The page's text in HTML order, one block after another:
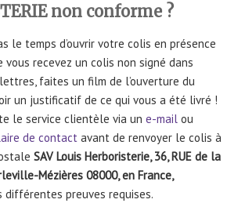
non conforme ?
le temps d’ouvrir votre colis en présence
vous recevez un colis non signé dans
faites un film de l’ouverture du
un justificatif de ce qui vous a été livré !
le service clientèle via un e-mail ou
de contact avant de renvoyer le colis à
SAV Louis Herboristerie, 36, RUE de la
Mézières 08000, en France,
différentes preuves requises.